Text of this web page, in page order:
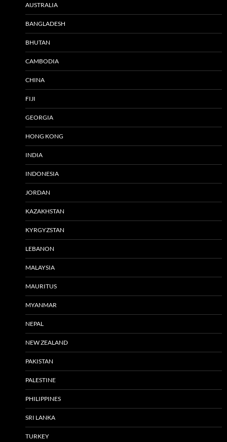
AUSTRALIA
BANGLADESH
BHUTAN
CAMBODIA
CHINA
FIJI
GEORGIA
HONG KONG
INDIA
INDONESIA
JORDAN
KAZAKHSTAN
KYRGYZSTAN
LEBANON
MALAYSIA
MAURITUS
MYANMAR
NEPAL
NEW ZEALAND
PAKISTAN
PALESTINE
PHILIPPINES
SRI LANKA
TURKEY